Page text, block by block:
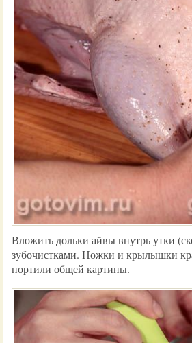
Вложить дольки айвы внутрь утки
зубочистками. Ножки и крылышки
портили общей картины.